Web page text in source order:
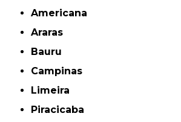
Americana
Araras
Bauru
Campinas
Limeira
Piracicaba